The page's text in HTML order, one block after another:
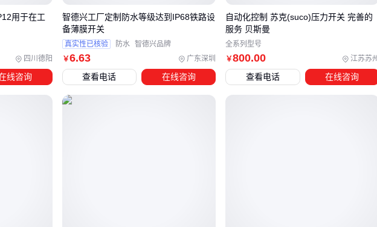
对于需要持续高精度定位的加工中心，这些特性直接决定了设
备寿命和加工质量。
三、如何判断设备是否必须使用NBU15润滑脂？
四川德阳
用于在工
线咨询
￥6.63 广东深圳
智德兴工厂定制防水等级达到IP68铁路设
备薄膜开关
真实性已核验 防水 智德兴品牌
查看电话 在线咨询
￥800.00 江苏苏
自动化控制 苏克(suco)压力开关 完善的
服务 贝斯曼
全系列型号
查看电话 在线咨询